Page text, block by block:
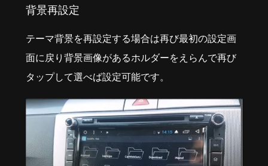
背景再設定
テーマ背景を再設定する場合は再び最初の設定画
面に戻り背景画像があるホルダーをえらんで再び
タップして選べば設定可能です。